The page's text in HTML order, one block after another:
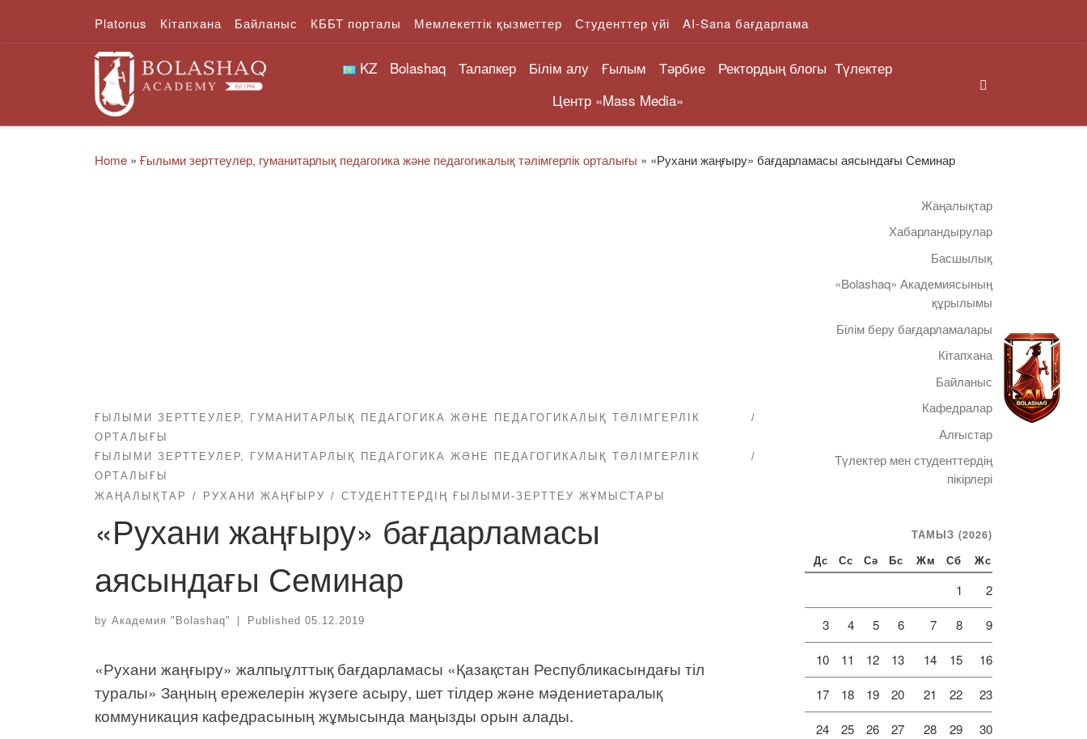
Skip to contentPlatonus Кітапхана Байланыс КББТ порталы Мемлекеттік қызметтер Студенттер үйі AI-Sana бағдарлама
KZ Bolashaq Талапкер Білім алу Ғылым Тәрбие Ректордың блогы Түлектер
Центр «Mass Media»
Home » Ғылыми зерттеулер, гуманитарлық педагогика және педагогикалық тәлімгерлік орталығы » «Рухани жаңғыру» бағдарламасы аясындағы Семинар
ҒЫЛЫМИ ЗЕРТТЕУЛЕР, ГУМАНИТАРЛЫҚ ПЕДАГОГИКА ЖӘНЕ ПЕДАГОГИКАЛЫҚ ТӘЛІМГЕРЛІК
ОРТАЛЫҒЫ
ҒЫЛЫМИ ЗЕРТТЕУЛЕР, ГУМАНИТАРЛЫҚ ПЕДАГОГИКА ЖӘНЕ ПЕДАГОГИКАЛЫҚ ТӘЛІМГЕРЛІК
ОРТАЛЫҒЫ
ЖАҢАЛЫҚТАР
РУХАНИ ЖАҢҒЫРУ СТУДЕНТТЕРДІҢ ҒЫЛЫМИ-ЗЕРТТЕУ ЖҰМЫСТАРЫ
«Рухани жаңғыру» бағдарламасы
аясындағы Семинар
by Академия "Bolashaq" Published 05.12.2019
«Рухани жаңғыру» жалпыұлттық бағдарламасы «Қазақстан Республикасындағы тіл
туралы» Заңның ережелерін жүзеге асыру, шет тілдер және мәдениетаралық
коммуникация кафедрасының жұмысында маңызды орын алады.
Жаңалықтар
Хабарландырулар
Басшылық
«Bolashaq» Академиясының
құрылымы
Білім беру бағдарламалары
Кітапхана
Байланыс
Кафедралар
Алғыстар
Түлектер мен студенттердің
пікірлері
ТАМЫЗ (2026)
Дс Сс Сә Бс Жм Сб Жс
1 2
3 4 5 6 7 8 9
10 11 12 13 14 15 16
17 18 19 20 21 22 23
24 25 26 27 28 29 30
Telegram